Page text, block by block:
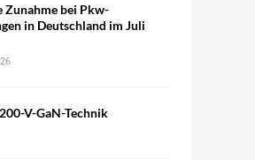
Zunahme bei Pkw-
in Deutschland im Juli
V-GaN-Technik